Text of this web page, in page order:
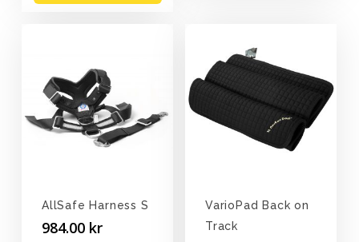
AllSafe Harness S
984.00 kr
VarioPad Back on
Track